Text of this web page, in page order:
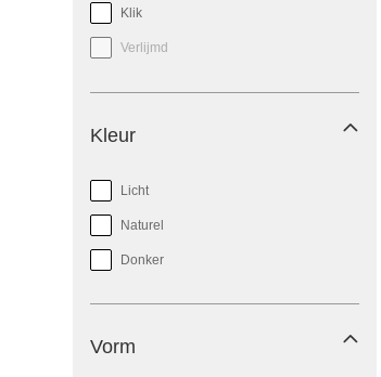
Klik
Verlijmd
Kleur
Licht
Naturel
Donker
Vorm